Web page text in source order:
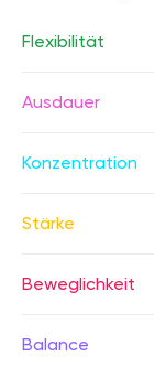
Flexibilität
Ausdauer
Konzentration
Stärke
Beweglichkeit
Balance